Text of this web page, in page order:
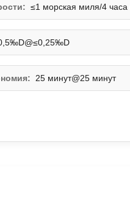
≤1 морская миля/4
25 минут@25 минут